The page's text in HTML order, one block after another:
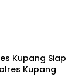
Kupang Siap
Kupang